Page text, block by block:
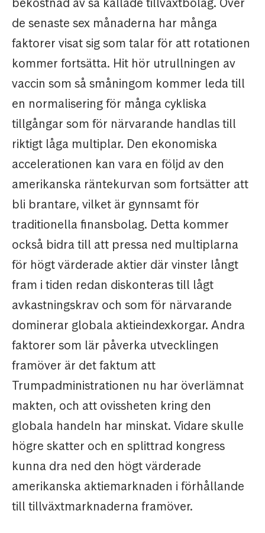
bekostnad av så kallade tillväxtbolag. Över
de senaste sex månaderna har många
faktorer visat sig som talar för att rotationen
kommer fortsätta. Hit hör utrullningen av
vaccin som så småningom kommer leda till
en normalisering för många cykliska
tillgångar som för närvarande handlas till
riktigt låga multiplar. Den ekonomiska
accelerationen kan vara en följd av den
amerikanska räntekurvan som fortsätter att
bli brantare, vilket är gynnsamt för
traditionella finansbolag. Detta kommer
också bidra till att pressa ned multiplarna
för högt värderade aktier där vinster långt
fram i tiden redan diskonteras till lågt
avkastningskrav och som för närvarande
dominerar globala aktieindexkorgar. Andra
faktorer som lär påverka utvecklingen
framöver är det faktum att
Trumpadministrationen nu har överlämnat
makten, och att ovissheten kring den
globala handeln har minskat. Vidare skulle
högre skatter och en splittrad kongress
kunna dra ned den högt värderade
amerikanska aktiemarknaden i förhållande
till tillväxtmarknaderna framöver.